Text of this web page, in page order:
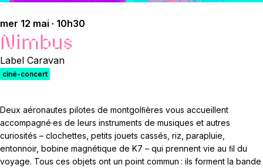
Nimbus
mer 12 mai · 10h30
Label Caravan
ciné-concert
Deux aéronautes pilotes de montgolﬁères vous accueillent
accompagné·es de leurs instruments de musiques et autres
curiosités – clochettes, petits jouets cassés, riz, parapluie,
entonnoir, bobine magnétique de K7 – qui prennent vie au ﬁl du
voyage. Tous ces objets ont un point commun : ils forment la bande